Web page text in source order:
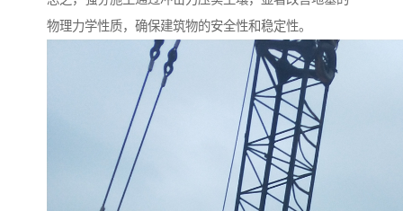
物理力学性质，确保建筑物的安全性和稳定性。